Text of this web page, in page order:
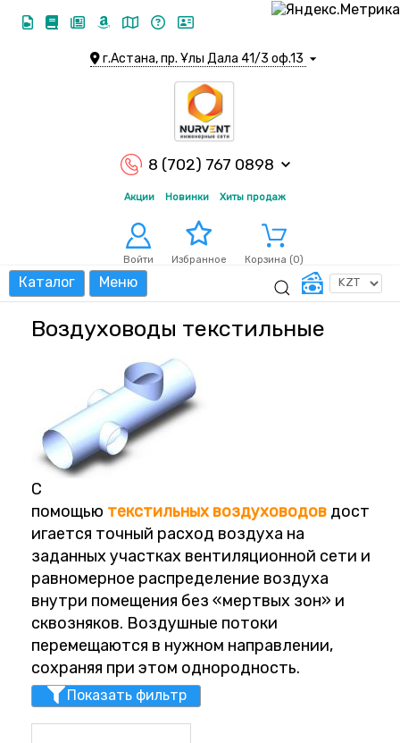
г.Астана, пр. Ұлы Дала 41/3 оф.13
8 (702) 767 0898
Акции Новинки Хиты продаж
Войти Избранное Корзина (0)
Каталог Меню
Воздуховоды текстильные
С
помощью текстильных воздуховодов дост
игается точный расход воздуха на
заданных участках вентиляционной сети и
равномерное распределение воздуха
внутри помещения без «мертвых зон» и
сквозняков. Воздушные потоки
перемещаются в нужном направлении,
сохраняя при этом однородность.
Показать фильтр